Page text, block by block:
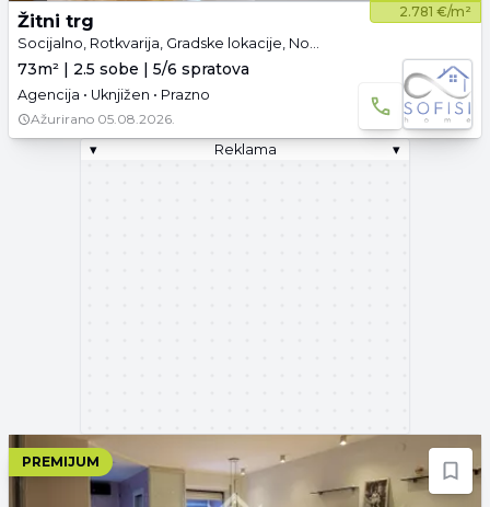
2.781 €/m²
Žitni trg
Socijalno, Rotkvarija, Gradske lokacije, Novi Sad
73m² | 2.5 sobe | 5/6 spratova
Agencija • Uknjižen • Prazno
Ažurirano 05.08.2026.
▾
Reklama ▾
PREMIJUM